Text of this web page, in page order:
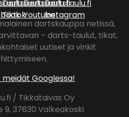
dartskauppa netissä,
– darts-taulut, tikat,
uutiset ja vinkit
Googlessa!
/ Tikkataivas Oy
9, 37630 Valkeakoski